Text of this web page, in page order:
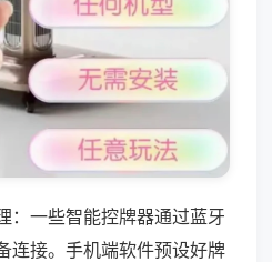
：一些智能控牌器通过蓝牙
连接。手机端软件预设好牌